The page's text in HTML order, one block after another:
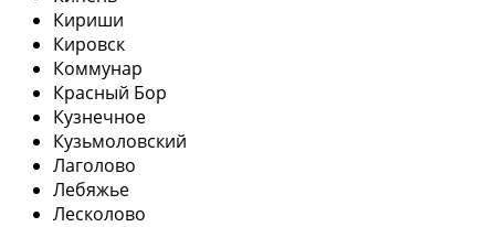
Кириши
Кировск
Коммунар
Красный Бор
Кузнечное
Кузьмоловский
Лаголово
Лебяжье
Лесколово